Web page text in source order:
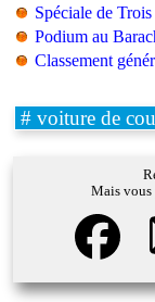
Spéciale de
Podium au
Classement
# voiture de
Mais vous